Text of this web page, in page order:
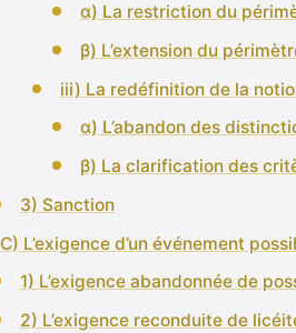
α) La restriction du
β) L’extension du
iii) La redéfinition de la
α) L’abandon des
β) La clarification des
3) Sanction
C) L’exigence d’un événement
1) L’exigence abandonnée de
2) L’exigence reconduite de